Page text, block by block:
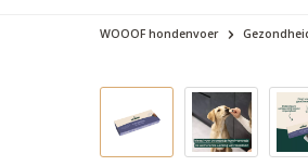
WOOOF hondenvoer